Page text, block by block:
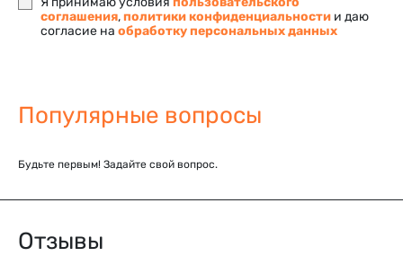
соглашения,политики конфиденциальности и даю
согласие на обработку персональных данных
Популярные вопросы
Будьте первым! Задайте свой вопрос.
Отзывы